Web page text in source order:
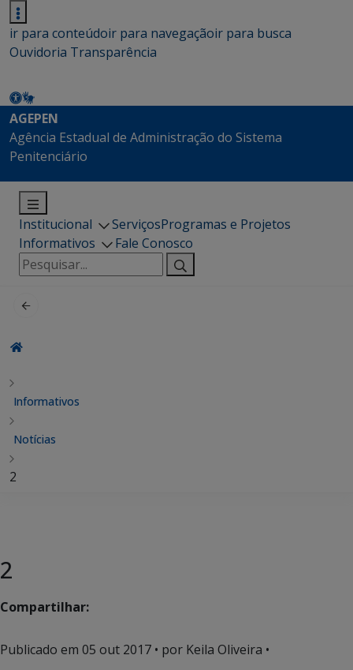
ir para conteúdoir para navegaçãoir para busca
Ouvidoria Transparência
AGEPEN
Agência Estadual de Administração do Sistema
Penitenciário
Institucional ServiçosProgramas e Projetos
Informativos
Fale Conosco
Pesquisar
por:
Informativos
Notícias
2
2
Compartilhar:
Publicado em 05 out 2017 • por Keila Oliveira •